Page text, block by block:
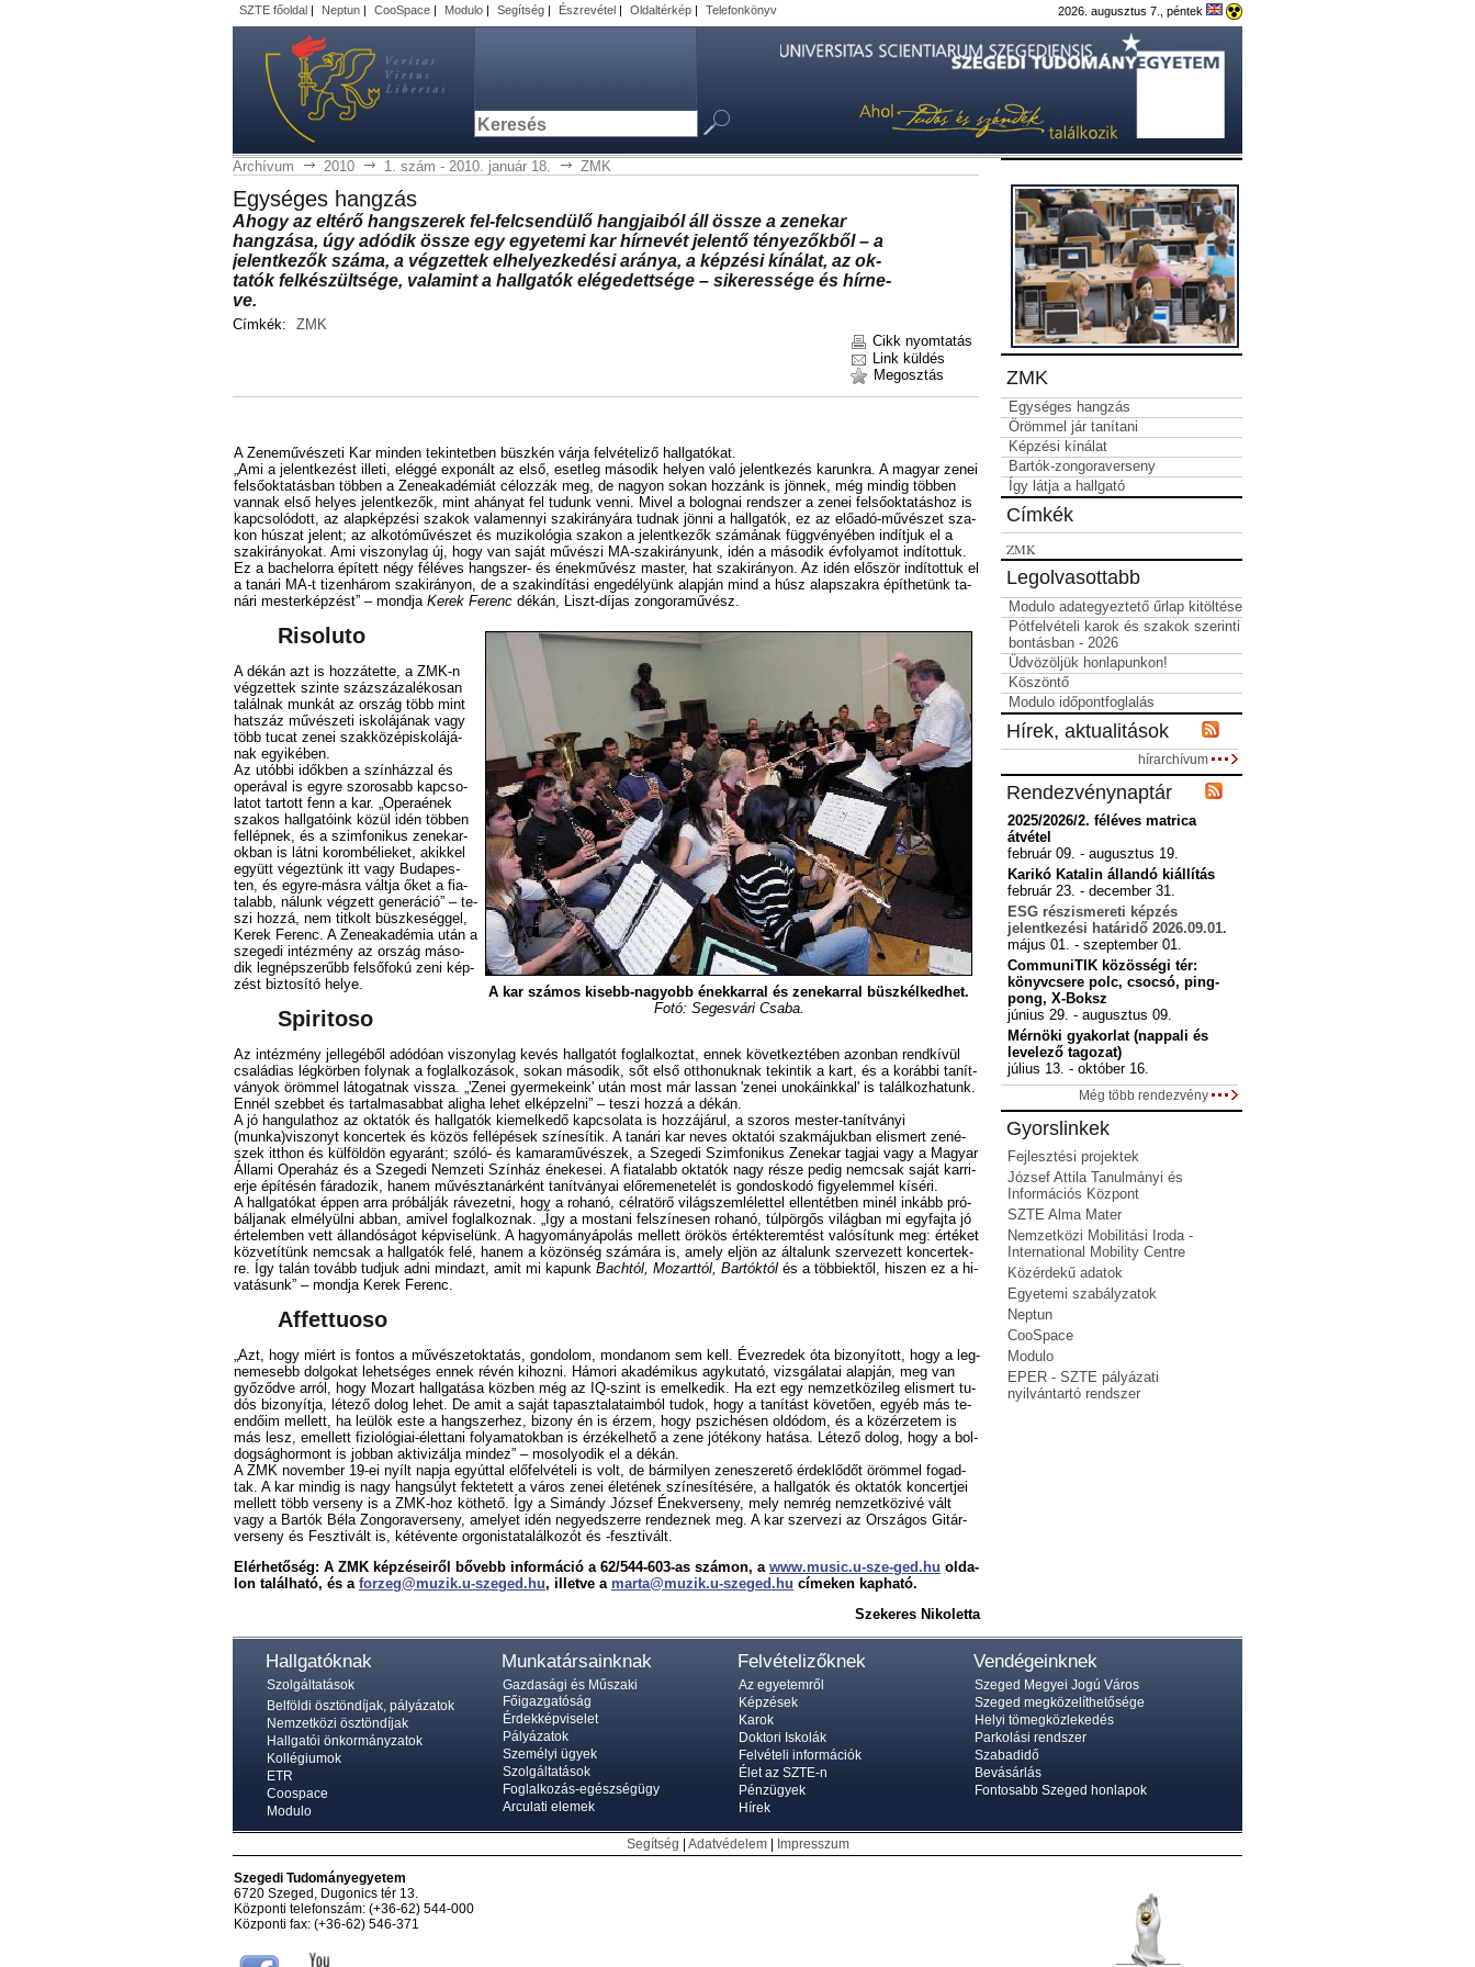
SZTE főoldal | Neptun | CooSpace | Modulo | Segítség | Észrevétel | Oldaltérkép | Telefonkönyv 2026. augusztus 7., péntek
Archívum 2010 1. szám - 2010. január 18. ZMK
Egy­sé­ges hang­zás
Ahogy az el­té­rő hang­sze­rek fel-fel­csen­dü­lő hang­ja­i­ból áll ös­­sze a ze­ne­kar
hang­zás­a, úgy adó­dik ös­­sze egy egye­te­mi kar hír­ne­vét je­len­tő té­nye­zők­ből – a
je­lent­ke­zők szá­ma, a vég­zet­tek el­he­lyez­ke­dé­si ará­nya, a kép­zé­si kí­ná­lat, az ok­
ta­tók fel­ké­szült­sé­ge, va­la­mint a hall­ga­tók elé­ge­dett­sé­ge – si­ke­res­sé­ge és hír­ne­
ve.
Címkék:
ZMK
Cikk nyomtatás
Link küldés
Megosztás
A Ze­ne­mű­vé­sze­ti Kar min­den te­kin­tet­ben büsz­kén vár­ja fel­vé­te­li­ző hall­ga­tó­kat.
„Ami a je­lent­ke­zést il­le­ti, elég­gé ex­po­nált az el­ső, eset­leg má­so­dik he­lyen va­ló je­lent­ke­zés ka­runk­ra. A ma­gyar ze­nei
fel­ső­ok­ta­tás­ban töb­ben a Ze­ne­aka­dé­mi­át cé­loz­zák meg, de na­gyon so­kan hoz­zánk is jön­nek, még min­dig töb­ben
van­nak el­ső he­lyes je­lent­ke­zők, mint ahá­nyat fel tu­dunk ven­ni. Mi­vel a bo­lo­gnai rend­szer a ze­nei fel­ső­ok­ta­tás­hoz is
kap­cso­ló­dott, az alap­kép­zé­si sza­kok va­la­men­­nyi szak­irányára tud­nak jön­ni a hall­ga­tók, ez az elő­adó-mű­vé­szet sza­
kon hú­szat je­lent; az al­ko­tó­mű­vé­szet és muzikoló­gia sza­kon a je­lent­ke­zők szá­má­nak függ­vé­nyé­ben in­dít­juk el a
szak­irá­nyo­kat. Ami vi­szony­lag új, hogy van sa­ját mű­vé­szi MA-szakirányunk, idén a má­so­dik év­fo­lya­mot in­dí­tot­tuk.
Ez a bach­e­lor­ra épí­tett négy fél­éves hang­szer- és ének­mű­vész mas­ter, hat szak­irá­nyon. Az idén elő­ször in­dí­tot­tuk el
a ta­ná­ri MA-t ti­zen­há­rom szak­irá­nyon, de a szak­in­dí­tá­si en­ge­dé­lyünk alap­ján mind a húsz alap­szak­ra épít­he­tünk ta­
ná­ri mes­ter­kép­zést” – mond­ja Ke­rek Fe­renc dékán, Liszt-dí­jas zon­go­ra­mű­vész.
A kar szá­mos ki­sebb-na­gyobb ének­kar­ral és ze­ne­kar­ral büsz­kél­ked­het.
Fo­tó: Se­ges­vá­ri Csa­ba.
Riso­lu­to
A dé­kán azt is hoz­zá­tet­te, a ZMK-n
vég­zet­tek szin­te száz­szá­za­lé­ko­san
ta­lál­nak mun­kát az or­szág több mint
hat­száz mű­vé­sze­ti is­ko­lá­já­nak vagy
több tu­cat ze­nei szak­kö­zép­is­ko­lá­já­
nak egyi­ké­ben.
Az utób­bi idők­ben a szín­ház­zal és
ope­rá­val is egy­re szo­ro­sabb kap­cso­
la­tot tar­tott fenn a kar. „Ope­ra­ének
sza­kos hall­ga­tó­ink kö­zül idén töb­ben
fel­lép­nek, és a szim­fo­ni­kus ze­ne­kar­
ok­ban is lát­ni korom­bélieket, akik­kel
együtt vé­gez­tünk itt vagy Bu­da­pes­
ten, és egy­re-más­ra vált­ja őket a fi­a­
ta­labb, ná­lunk vég­zett ge­ne­rá­ció” – te­
szi hoz­zá, nem tit­kolt büsz­ke­ség­gel,
Ke­rek Fe­renc. A Ze­ne­aka­dé­mia után a
sze­ge­di in­téz­mény az or­szág má­so­
dik leg­nép­sze­rűbb fel­ső­fo­kú ze­ni kép­
zést biz­to­sí­tó he­lye.
Spir­i­toso
Az in­téz­mény jel­le­gé­ből adó­dó­an vi­szony­lag ke­vés hall­ga­tót fog­lal­koz­tat, en­nek kö­vet­kez­té­ben azon­ban rend­kí­vül
csa­lá­di­as lég­kör­ben foly­nak a fog­lal­ko­zá­sok, so­kan má­so­dik, sőt el­ső ott­ho­nuk­nak te­kin­tik a kart, és a ko­ráb­bi ta­nít­
vá­nyok öröm­mel lá­to­gat­nak vis­­sza. „'Ze­nei gyer­me­ke­ink' után most már las­san 'ze­nei uno­ká­ink­kal' is ta­lál­koz­ha­tunk.
En­nél szeb­bet és tar­tal­ma­sab­bat alig­ha le­het el­kép­zel­ni” – te­szi hoz­zá a dé­kán.
A jó han­gu­lat­hoz az ok­ta­tók és hall­ga­tók ki­emel­ke­dő­ kap­cso­la­ta is hoz­zá­já­rul, a szo­ros mes­ter-ta­nít­vá­nyi
(munka)viszonyt kon­cer­tek és kö­zös fel­lé­pé­sek szí­ne­sí­tik. A ta­ná­ri kar ne­ves ok­ta­tói szak­má­juk­ban el­is­mert ze­né­
szek itt­hon és kül­föld­ön egy­aránt; szó­ló- és ka­ma­ra­mű­vé­szek, a Sze­ge­di Szim­fo­ni­kus Ze­ne­kar tag­jai vagy a Ma­gyar
Ál­la­mi Ope­ra­ház és a Sze­ge­di Nem­ze­ti Szín­ház éne­ke­sei. A fi­a­ta­labb ok­ta­tók nagy ré­sze pe­dig nem­csak sa­ját kar­ri­
er­je épí­té­sén fá­ra­do­zik, ha­nem mű­vész­ta­nár­ként ta­nít­vá­nyai előremenetelét is gon­dos­ko­dó fi­gye­lem­mel kí­sé­ri.
A hall­ga­tó­kat ép­pen ar­ra pró­bál­ják rá­ve­zet­ni, hogy a ro­ha­nó, cél­ra­tö­rő vi­lág­szem­lé­let­tel el­len­tét­ben mi­nél in­kább pró­
bál­ja­nak el­mé­lyül­ni ab­ban, ami­vel fog­lal­koz­nak. „Így a mos­ta­ni fel­szí­ne­sen ro­ha­nó, túl­pör­gős vi­lág­ban mi egy­faj­ta jó
ér­te­lem­ben vett ál­lan­dó­sá­got kép­vi­se­lünk. A ha­gyo­mány­ápo­lás mel­lett örö­kös ér­ték­te­rem­tést va­ló­sí­tunk meg: ér­té­ket
köz­ve­tí­tünk nem­csak a hall­ga­tók fe­lé, ha­nem a kö­zön­ség szá­má­ra is, amely el­jön az ál­ta­lunk szer­ve­zett kon­cer­tek­
re. Így ta­lán to­vább tud­juk ad­ni mind­azt, amit mi ka­punk Bach­tól, Mo­zart­tól, Bar­tók­tól és a töb­bi­ek­től, hi­szen ez a hi­
va­tá­sunk” – mond­ja Ke­rek Fe­renc.
Affet­tu­oso
„Azt, hogy mi­ért is fon­tos a mű­vé­szet­ok­ta­tás, gon­do­lom, mon­da­nom sem kell. Év­ez­re­dek óta bi­zo­nyí­tott, hogy a leg­
ne­me­sebb dol­go­kat le­het­sé­ges en­nek ré­vén ki­hoz­ni. Há­mo­ri aka­dé­mi­kus agy­ku­ta­tó, vizs­gá­la­tai alap­ján, meg van
győ­ződ­ve ar­ról, hogy Mo­zart hall­ga­tá­sa köz­ben még az IQ-szint is emel­ke­dik. Ha ezt egy nem­zet­kö­zi­leg el­is­mert tu­
dós bi­zo­nyít­ja, lé­te­ző do­log le­het. De amit a sa­ját ta­pasz­ta­la­ta­im­ból tu­dok, hogy a ta­ní­tást kö­ve­tő­en, egyéb más te­
en­dő­im mel­lett, ha le­ülök es­te a hang­szer­hez, bi­zony én is ér­zem, hogy pszi­ché­sen ol­dó­dom, és a köz­ér­ze­tem is
más lesz, emel­lett fi­zi­o­ló­gi­ai-élet­ta­ni fo­lya­ma­tok­ban is ér­zé­kel­he­tő a ze­ne jó­té­kony ha­tá­sa. Lé­te­ző do­log, hogy a bol­
dog­ság­hor­mont is job­ban ak­ti­vi­zál­ja mind­ez” – mo­so­lyo­dik el a dé­kán.
A ZMK no­vem­ber 19-ei nyílt nap­ja egyút­tal elő­fel­vé­te­li is volt, de bár­mi­lyen ze­ne­sze­re­tő ér­dek­lő­dőt öröm­mel fo­gad­
tak. A kar min­dig is nagy hang­súlyt fek­te­tett a vá­ros ze­nei éle­té­nek szí­ne­sí­té­sé­re, a hall­ga­tók és ok­ta­tók kon­cert­jei
mel­lett több ver­seny is a ZMK-hoz köt­he­tő. Így a Simándy Jó­zsef Ének­ver­seny, mely nem­rég nem­zet­kö­zi­vé vált
vagy a Bar­tók Bé­la Zon­go­ra­ver­seny, ame­lyet idén ne­gyed­szer­re ren­dez­nek meg. A kar szer­ve­zi az Or­szá­gos Gi­tár­
ver­seny és Fesz­ti­vált is, két­éven­te or­go­nis­ta­ta­lál­ko­zót és -fesz­tivált.
Elérhetőség: A ZMK kép­zé­se­i­ről bő­vebb in­for­má­ció a 62/544-603-as ­szá­mon, a www.­mu­sic.u-sze-ged.hu ol­da­
lon ta­lál­ha­tó, és a forzeg@­muzik.u-szeged.hu, il­let­ve a mar­ta@­muzik.u-szeged.hu cí­me­ken kap­ha­tó.
Sze­ke­res Ni­ko­let­ta
ZMK
Egy­sé­ges hang­zás
Öröm­mel jár ta­ní­ta­ni
Képzési kínálat
Bar­tók-zon­go­ra­ver­seny
Így látja a hallgató
Címkék
ZMK
Legolvasottabb
Modulo adategyeztető űrlap kitöltése
Pótfelvételi karok és szakok szerinti
bontásban - 2026
Üdvözöljük honlapunkon!
Köszöntő
Modulo időpontfoglalás
Hírek, aktualitások
hírarchívum
Rendezvénynaptár
2025/2026/2. féléves matrica
átvétel
február 09. - augusztus 19.
Karikó Katalin állandó kiállítás
február 23. - december 31.
ESG részismereti képzés
jelentkezési határidő 2026.09.01.
május 01. - szeptember 01.
CommuniTIK közösségi tér:
könyvcsere polc, csocsó, ping-
pong, X-Boksz
június 29. - augusztus 09.
Mérnöki gyakorlat (nappali és
levelező tagozat)
július 13. - október 16.
Még több rendezvény
Gyorslinkek
Fejlesztési projektek
József Attila Tanulmányi és
Információs Központ
SZTE Alma Mater
Nemzetközi Mobilitási Iroda -
International Mobility Centre
Közérdekű adatok
Egyetemi szabályzatok
Neptun
CooSpace
Modulo
EPER - SZTE pályázati
nyilvántartó rendszer
Hallgatóknak
Szolgáltatások
Belföldi ösztöndíjak, pályázatok
Nemzetközi ösztöndíjak
Hallgatói önkormányzatok
Kollégiumok
ETR
Coospace
Modulo
Munkatársainknak
Gazdasági és Műszaki
Főigazgatóság
Érdekképviselet
Pályázatok
Személyi ügyek
Szolgáltatások
Foglalkozás-egészségügy
Arculati elemek
Felvételizőknek
Az egyetemről
Képzések
Karok
Doktori Iskolák
Felvételi információk
Élet az SZTE-n
Pénzügyek
Hírek
Vendégeinknek
Szeged Megyei Jogú Város
Szeged megközelíthetősége
Helyi tömegközlekedés
Parkolási rendszer
Szabadidő
Bevásárlás
Fontosabb Szeged honlapok
Segítség Adatvédelem| Impresszum
Szegedi Tudományegyetem
6720 Szeged, Dugonics tér 13.
Központi telefonszám: (+36-62) 544-000
Központi fax: (+36-62) 546-371